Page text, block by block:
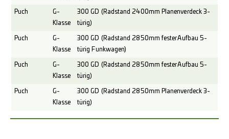
Puch
G-
Klasse
300 GD (Radstand 2400mm Planenverdeck 3-
türig)
Puch
G-
Klasse
300 GD (Radstand 2850mm fester Aufbau 5-
türig Funkwagen)
Puch
G-
Klasse
300 GD (Radstand 2850mm fester Aufbau 5-
türig)
Puch
G-
Klasse
300 GD (Radstand 2850mm Planenverdeck 3-
türig)